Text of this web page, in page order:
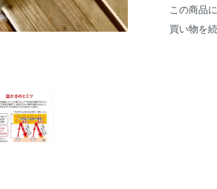
この商品
買い物を